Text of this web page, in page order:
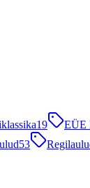
19 EÜE
53